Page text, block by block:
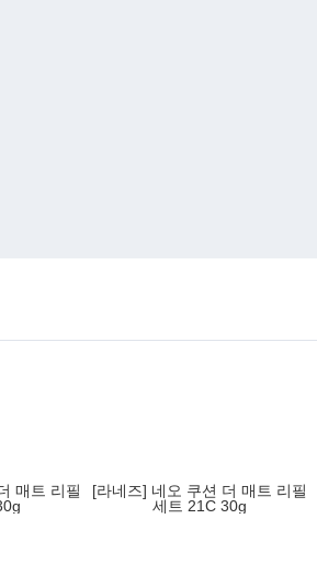
매트 리필
[라네즈] 네오 쿠션 더 매트 리필
세트 21C 30g